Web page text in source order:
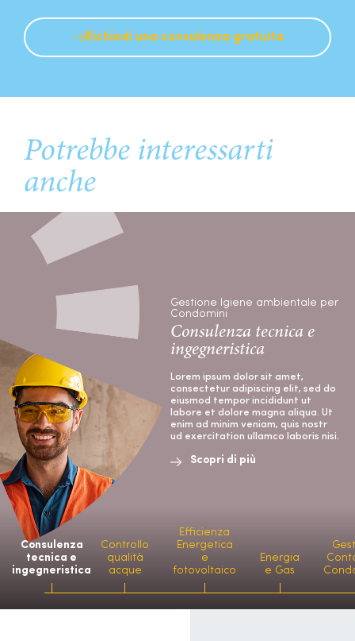
Richiedi una consulenza gratuita
Potrebbe interessarti
anche
Gestione Igiene ambientale per
Condomini
Consulenza tecnica e
ingegneristica
Lorem ipsum dolor sit amet,
consectetur adipiscing elit, sed do
eiusmod tempor incididunt ut
labore et dolore magna aliqua. Ut
enim ad minim veniam, quis nostr
ud exercitation ullamco laboris nisi.
Scopri di più
Consulenza
tecnica e
ingegneristica
Controllo
qualità
acque
Efficienza
Energetica
e
fotovoltaico
Energia
e Gas